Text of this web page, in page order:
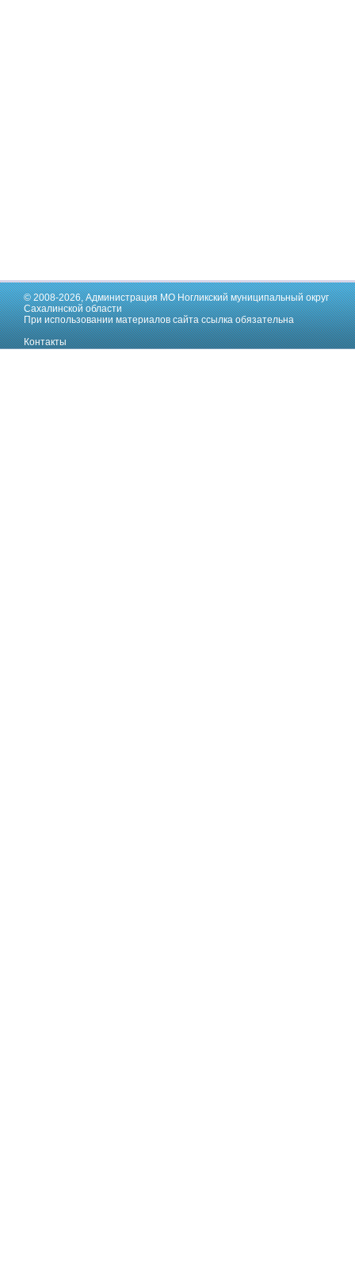
© 2008-2026,Администрация МО Ногликский муниципальный округ
Сахалинской области
При использовании материалов сайта ссылка обязательна
Контакты